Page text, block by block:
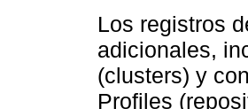
Los registros
adicionales,
(clusters) y
Profiles